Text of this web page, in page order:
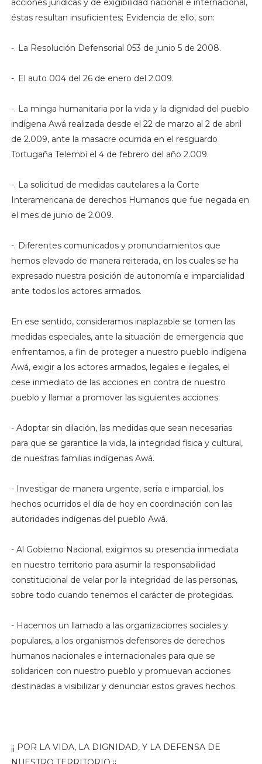
acciones jurídicas y de exigibilidad nacional e internacional,
éstas resultan insuficientes; Evidencia de ello, son:
-. La Resolución Defensorial 053 de junio 5 de 2008.
-. El auto 004 del 26 de enero del 2.009.
-. La minga humanitaria por la vida y la dignidad del pueblo
indígena Awá realizada desde el 22 de marzo al 2 de abril
de 2.009, ante la masacre ocurrida en el resguardo
Tortugaña Telembí el 4 de febrero del año 2.009.
-. La solicitud de medidas cautelares a la Corte
Interamericana de derechos Humanos que fue negada en
el mes de junio de 2.009.
-. Diferentes comunicados y pronunciamientos que
hemos elevado de manera reiterada, en los cuales se ha
expresado nuestra posición de autonomía e imparcialidad
ante todos los actores armados.
En ese sentido, consideramos inaplazable se tomen las
medidas especiales, ante la situación de emergencia que
enfrentamos, a fin de proteger a nuestro pueblo indígena
Awá, exigir a los actores armados, legales e ilegales, el
cese inmediato de las acciones en contra de nuestro
pueblo y llamar a promover las siguientes acciones:
- Adoptar sin dilación, las medidas que sean necesarias
para que se garantice la vida, la integridad física y cultural,
de nuestras familias indígenas Awá.
- Investigar de manera urgente, seria e imparcial, los
hechos ocurridos el día de hoy en coordinación con las
autoridades indígenas del pueblo Awá.
- Al Gobierno Nacional, exigimos su presencia inmediata
en nuestro territorio para asumir la responsabilidad
constitucional de velar por la integridad de las personas,
sobre todo cuando tenemos el carácter de protegidas.
- Hacemos un llamado a las organizaciones sociales y
populares, a los organismos defensores de derechos
humanos nacionales e internacionales para que se
solidaricen con nuestro pueblo y promuevan acciones
destinadas a visibilizar y denunciar estos graves hechos.
¡¡ POR LA VIDA, LA DIGNIDAD, Y LA DEFENSA DE